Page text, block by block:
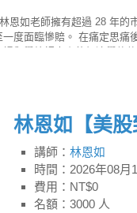
恩如老師擁有超過 28 年的
一度面臨慘賠。 在痛定思
場與學校課本上的經濟學往
員對帳單與獲利見證更是
用「超簡單投資法」投資
(APP/PC) 林恩如｜強棒
林恩如【美
講師： 林恩如
時間： 2026年08月
費用：NT$0
名額：3000 人